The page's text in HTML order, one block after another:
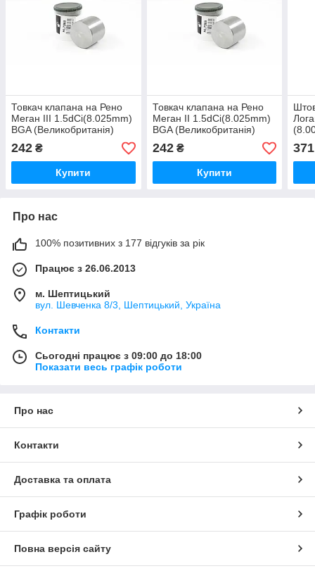
Товкач клапана на Рено
Меган III 1.5dCi(8.025mm)
BGA (Великобританія)
HL7368
242 ₴
Купити
Товкач клапана на Рено
Меган II 1.5dCi(8.025mm)
BGA (Великобританія)
HL7368
242₴
Купити
371
Про нас
100% позитивних з 177 відгуків за рік
Працює з 26.06.2013
м. Шептицький
вул. Шевченка 8/3, Шептицький, Україна
Контакти
Сьогодні працює з 09:00 до 18:00
Показати весь графік роботи
Про нас
Контакти
Доставка та оплата
Графік роботи
Повна версія сайту